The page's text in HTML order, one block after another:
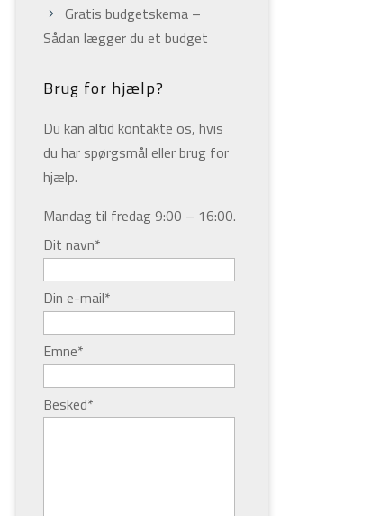
Gratis budgetskema –
Sådan lægger du et budget
Brug for hjælp?
Du kan altid kontakte os, hvis
du har spørgsmål eller brug for
hjælp.
Mandag til fredag 9:00 – 16:00.
Dit navn*
Din e-mail*
Emne*
Besked*